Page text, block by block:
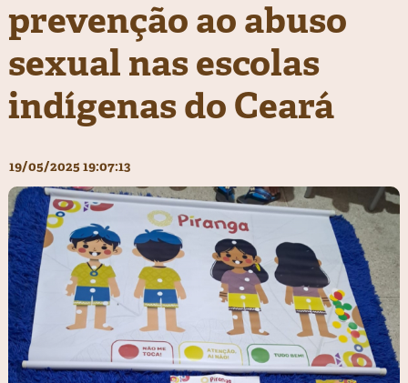
prevenção ao abuso
sexual nas escolas
indígenas do Ceará
19/05/2025 19:07:13